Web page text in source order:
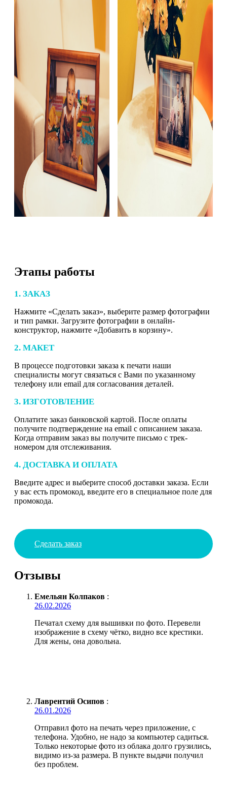
Этапы работы
1. ЗАКАЗ
Нажмите «Сделать заказ», выберите размер фотографии
и тип рамки. Загрузите фотографии в онлайн-
конструктор, нажмите «Добавить в корзину».
2. МАКЕТ
В процессе подготовки заказа к печати наши
специалисты могут связаться с Вами по указанному
телефону или email для согласования деталей.
3. ИЗГОТОВЛЕНИЕ
Оплатите заказ банковской картой. После оплаты
получите подтверждение на email с описанием заказа.
Когда отправим заказ вы получите письмо с трек-
номером для отслеживания.
4. ДОСТАВКА И ОПЛАТА
Введите адрес и выберите способ доставки заказа. Если
у вас есть промокод, введите его в специальное поле для
промокода.
Сделать заказ
Отзывы
Емельян Колпаков :
26.02.2026
Печатал схему для вышивки по фото. Перевели
изображение в схему чётко, видно все крестики.
Для жены, она довольна.
Лаврентий Осипов :
26.01.2026
Отправил фото на печать через приложение, с
телефона. Удобно, не надо за компьютер садиться.
Только некоторые фото из облака долго грузились,
видимо из-за размера. В пункте выдачи получил
без проблем.